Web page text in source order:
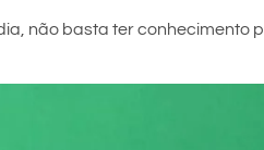
não basta ter